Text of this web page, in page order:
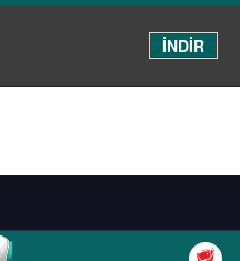
İNDİR